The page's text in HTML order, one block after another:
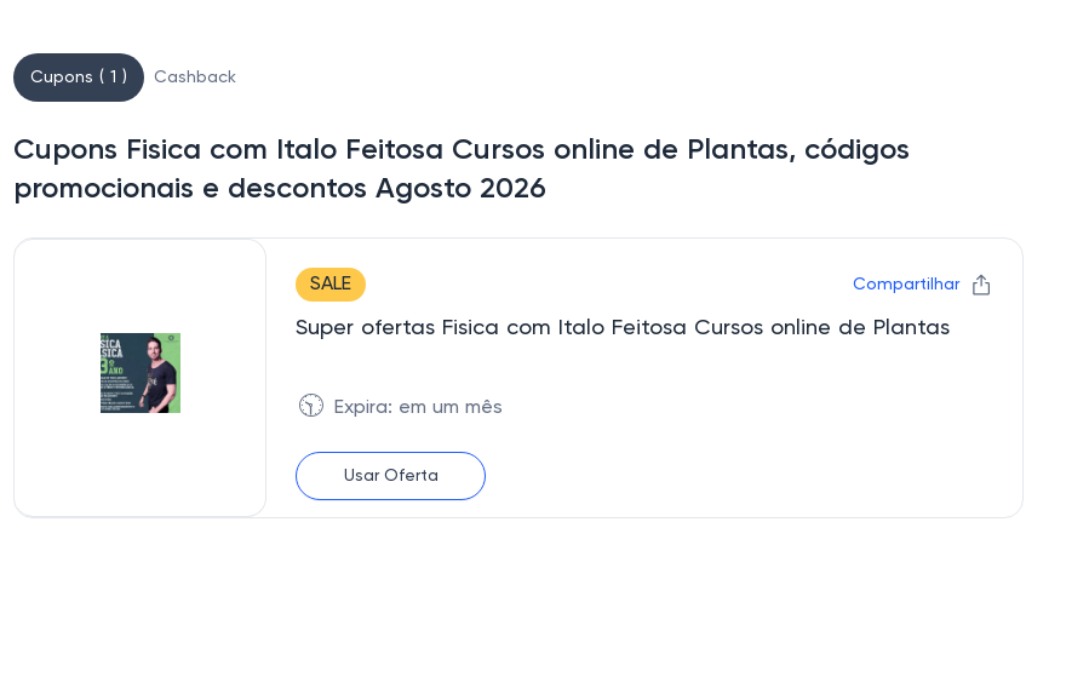
Cupons ( 1 ) Cashback
Cupons Fisica com Italo Feitosa Cursos online de Plantas, códigos
promocionais e descontos Agosto 2026
SALE Compartilhar
Super ofertas Fisica com Italo Feitosa Cursos online de Plantas
🕥 Expira: em um mês
Usar Oferta